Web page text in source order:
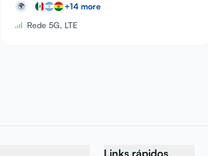
🌍 +14 more
Rede 5G, LTE
Links rápidos